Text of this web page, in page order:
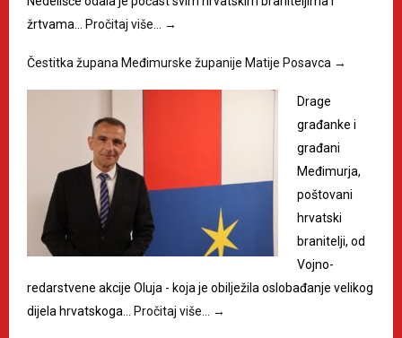
žrtvama…
Pročitaj više… →
Čestitka župana Međimurske županije Matije Posavca →
Drage
građanke i
građani
Međimurja,
poštovani
hrvatski
branitelji, od
Vojno-
redarstvene akcije Oluja - koja je obilježila oslobađanje velikog
dijela hrvatskoga…
Pročitaj više… →